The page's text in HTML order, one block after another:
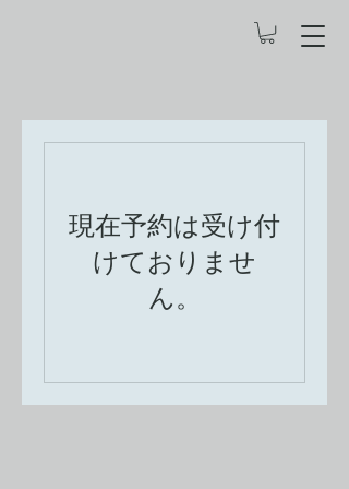
現在予約は受け付
けておりませ
ん。